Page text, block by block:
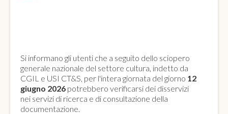
Si informano gli utenti che a seguito dello sciopero
generale nazionale del settore cultura, indetto da
CGIL e USI CT&S, per l'intera giornata del giorno 12
giugno 2026 potrebbero verificarsi dei disservizi
nei servizi di ricerca e di consultazione della
documentazione.